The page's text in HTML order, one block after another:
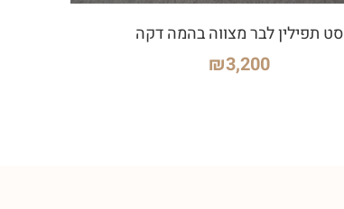
סט תפילין לבר מצווה בהמה דקה
₪3,200